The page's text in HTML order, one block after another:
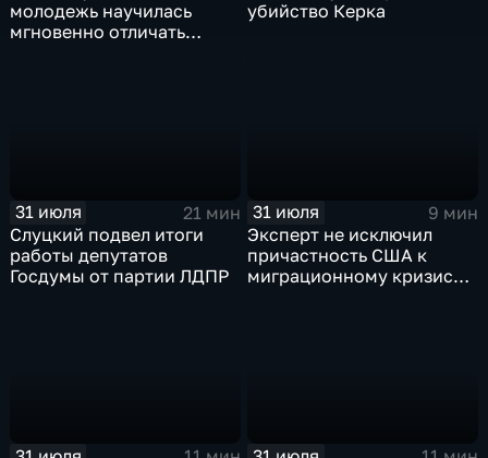
молодежь научилась
мгновенно отличать
убийство Керка
31 июля
21 мин
Слуцкий подвел итоги
работы депутатов
Госдумы от партии ЛДПР
31 июля
9 мин
Эксперт не исключил
причастность США к
миграционному кризису в